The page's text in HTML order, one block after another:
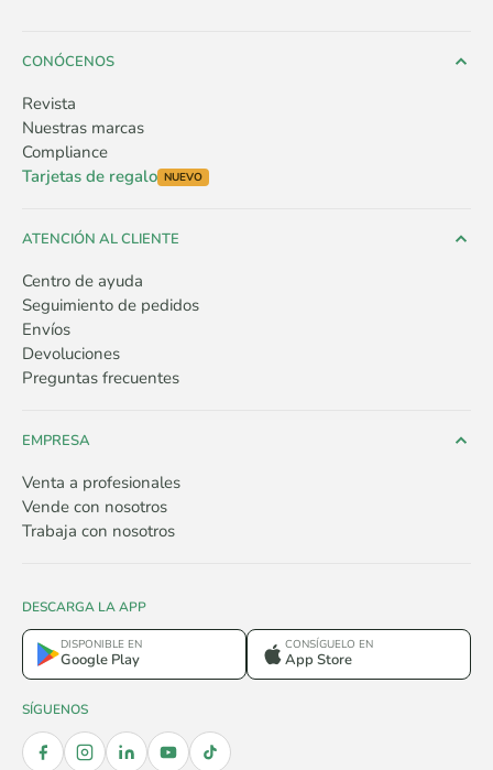
CONÓCENOS
Revista
Nuestras marcas
Compliance
Tarjetas de regalo NUEVO
ATENCIÓN AL CLIENTE
Centro de ayuda
Seguimiento de pedidos
Envíos
Devoluciones
Preguntas frecuentes
EMPRESA
Venta a profesionales
Vende con nosotros
Trabaja con nosotros
DESCARGA LA APP
DISPONIBLE EN
Google Play
CONSÍGUELO EN
App Store
SÍGUENOS